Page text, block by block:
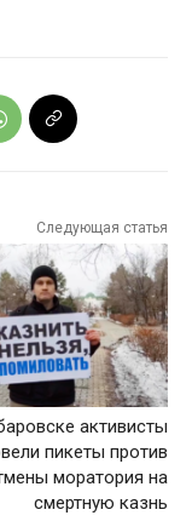
Следующая статья
активисты
пикеты против
моратория на
смертную казнь